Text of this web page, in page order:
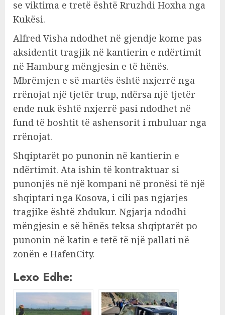
se viktima e tretë është Rruzhdi Hoxha nga
Kukësi.
Alfred Visha ndodhet në gjendje kome pas
aksidentit tragjik në kantierin e ndërtimit
në Hamburg mëngjesin e të hënës.
Mbrëmjen e së martës është nxjerrë nga
rrënojat një tjetër trup, ndërsa një tjetër
ende nuk është nxjerrë pasi ndodhet në
fund të boshtit të ashensorit i mbuluar nga
rrënojat.
Shqiptarët po punonin në kantierin e
ndërtimit. Ata ishin të kontraktuar si
punonjës në një kompani në pronësi të një
shqiptari nga Kosova, i cili pas ngjarjes
tragjike është zhdukur. Ngjarja ndodhi
mëngjesin e së hënës teksa shqiptarët po
punonin në katin e tetë të një pallati në
zonën e HafenCity.
Lexo Edhe: